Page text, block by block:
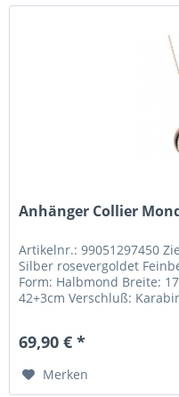
Anhänger Collier
Artikelnr.: 99051297450
Silber rosevergoldet
Form: Halbmond Breite:
42+3cm Verschluß:
69,90 € *
Merken